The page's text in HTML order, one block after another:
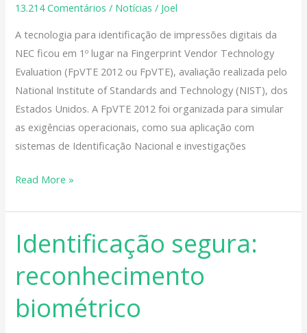
13.214 Comentários / Notícias / Joel
A tecnologia para identificação de impressões digitais da
NEC ficou em 1º lugar na Fingerprint Vendor Technology
Evaluation (FpVTE 2012 ou FpVTE), avaliação realizada pelo
National Institute of Standards and Technology (NIST), dos
Estados Unidos. A FpVTE 2012 foi organizada para simular
as exigências operacionais, como sua aplicação com
sistemas de Identificação Nacional e investigações
testes
nos
EUA
Read More »
Identificação segura:
reconhecimento
biométrico
Identificação
segura:
reconhecimento